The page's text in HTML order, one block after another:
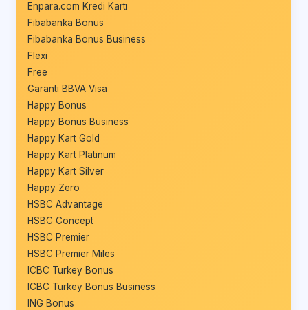
Enpara.com Kredi Kartı
Fibabanka Bonus
Fibabanka Bonus Business
Flexi
Free
Garanti BBVA Visa
Happy Bonus
Happy Bonus Business
Happy Kart Gold
Happy Kart Platinum
Happy Kart Silver
Happy Zero
HSBC Advantage
HSBC Concept
HSBC Premier
HSBC Premier Miles
ICBC Turkey Bonus
ICBC Turkey Bonus Business
ING Bonus